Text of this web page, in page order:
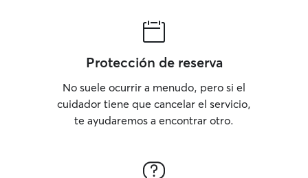
Protección de reserva
No suele ocurrir a menudo, pero si el
cuidador tiene que cancelar el servicio,
te ayudaremos a encontrar otro.